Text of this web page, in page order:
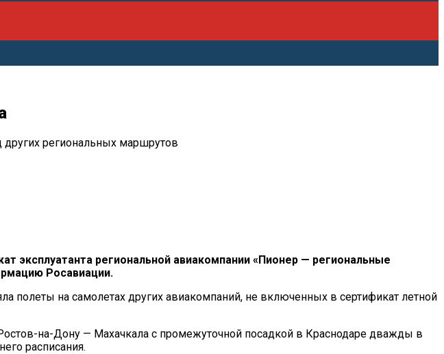
региональных маршрутов
эксплуатанта региональной авиакомпании «Пионер — региональные
Росавиации.
полеты на самолетах других авиакомпаний, не включенных в сертификат летной
на-Дону — Махачкала с промежуточной посадкой в Краснодаре дважды в
расписания.